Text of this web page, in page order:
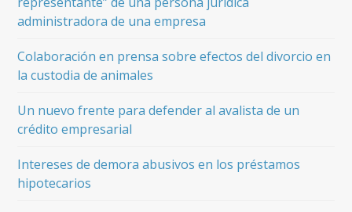
administradora de una empresa
Colaboración en prensa sobre efectos del divorcio en
la custodia de animales
Un nuevo frente para defender al avalista de un
crédito empresarial
Intereses de demora abusivos en los préstamos
hipotecarios